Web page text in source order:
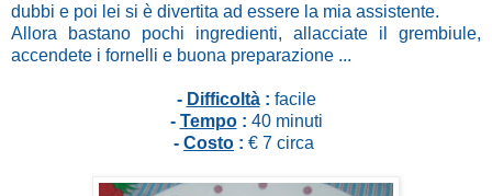
dubbi e poi lei si è divertita ad essere la mia assistente.
Allora bastano pochi ingredienti, allacciate il grembiule,
accendete i fornelli e buona preparazione ...
- Difficoltà: facile
- Tempo: 40 minuti
- Costo : € 7 circa